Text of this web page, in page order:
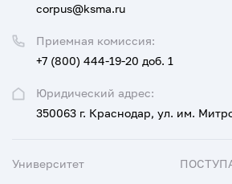
Юридический адрес:
350063 г. Краснодар, ул. им.
Приемная комиссия:
+7 (800) 444-19-20 доб. 1
corpus@ksma.ru
Университет